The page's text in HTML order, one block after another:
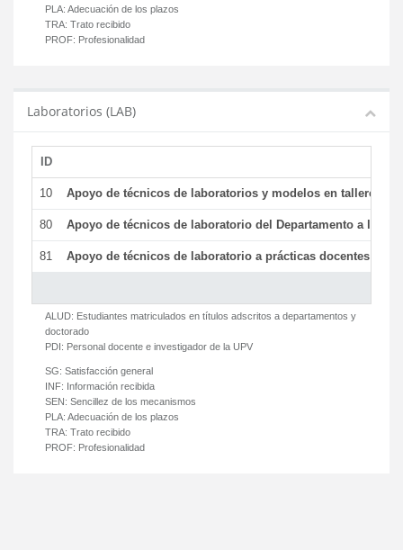
PLA: Adecuación de los plazos
TRA: Trato recibido
PROF: Profesionalidad
Laboratorios (LAB)
ID
10 Apoyo de técnicos de laboratorios y modelos en talleres/
80 Apoyo de técnicos de laboratorio del Departamento a la
81 Apoyo de técnicos de laboratorio a prácticas docentes y
ALUD: Estudiantes matriculados en títulos adscritos a departamentos y
doctorado
PDI: Personal docente e investigador de la UPV
SG: Satisfacción general
INF: Información recibida
SEN: Sencillez de los mecanismos
PLA: Adecuación de los plazos
TRA: Trato recibido
PROF: Profesionalidad